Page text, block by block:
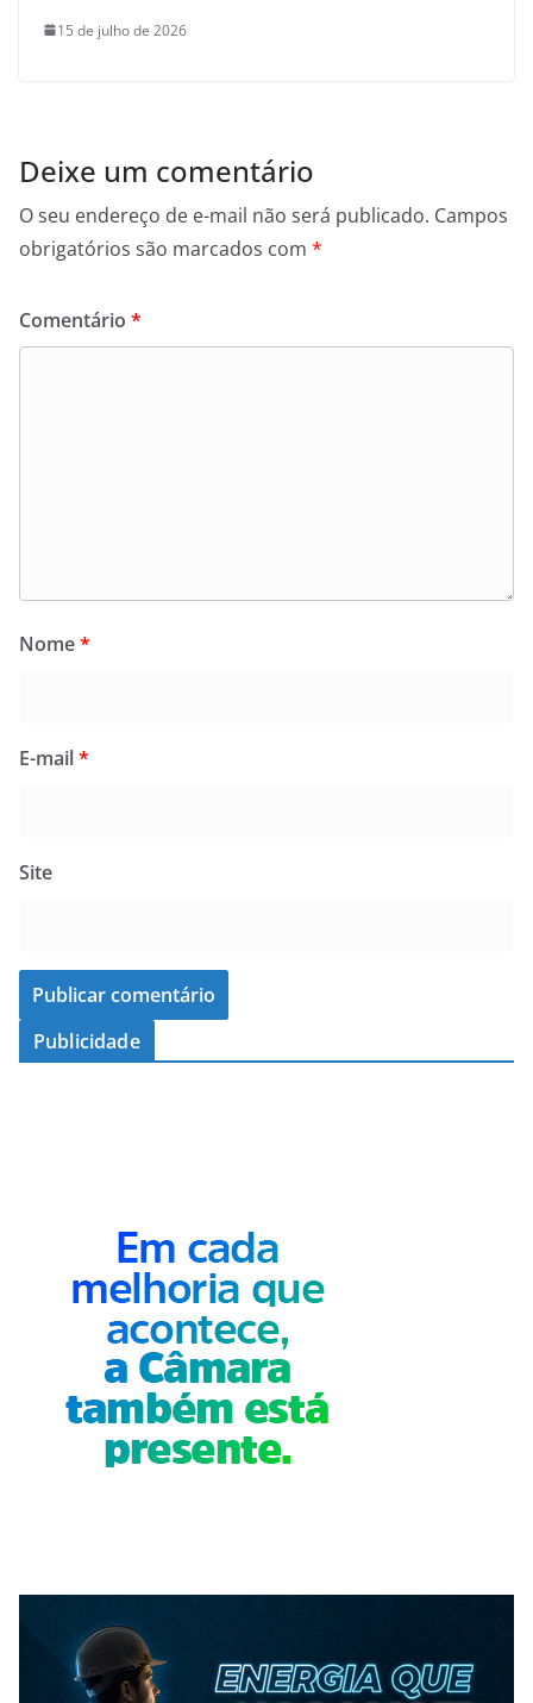
15 de julho de 2026
Deixe um comentário
O seu endereço de e-mail não será publicado. Campos
obrigatórios são marcados com *
Comentário *
Nome*
E-mail*
Site
Publicidade